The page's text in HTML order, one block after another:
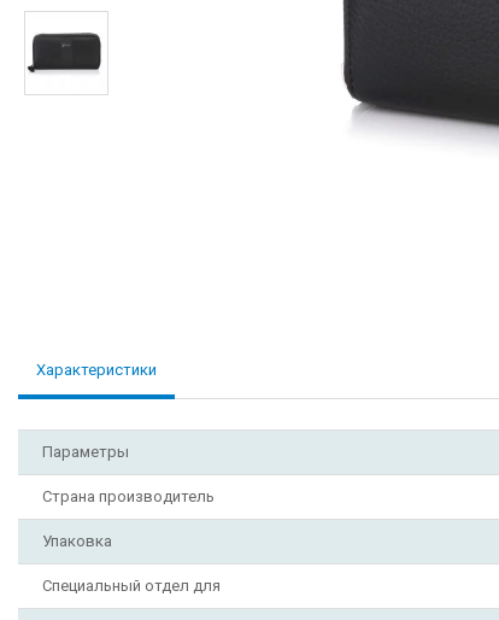
Характеристики
Параметры
Страна производитель
Упаковка
Специальный отдел для